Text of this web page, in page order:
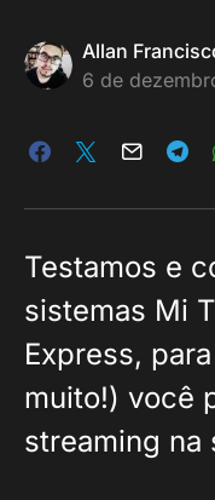
Allan
6 de
Testamos e
sistemas Mi
Express,
muito!) você
streaming na